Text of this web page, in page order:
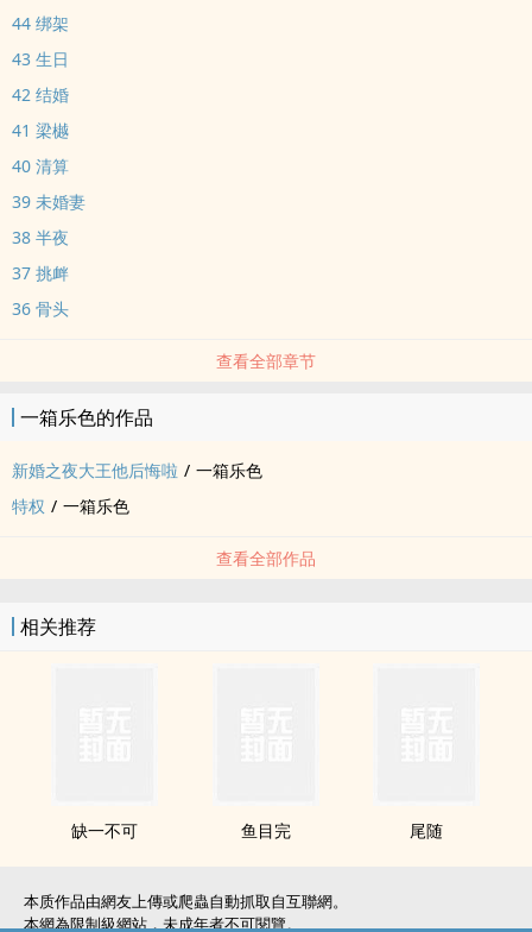
*宋敛vs岑夏
强制爱。强制爱。强制爱。
44 绑架
43 生日
42 结婚
41 梁樾
40 清算
39 未婚妻
38 半夜
37 挑衅
36 骨头
查看全部章节
一箱乐色的作品
新婚之夜大王他后悔啦 / 一箱乐色
特权 / 一箱乐色
查看全部作品
相关推荐
缺一不可 鱼目完 尾随
本质作品由網友上傳或爬蟲自動抓取自互聯網。
本網為限制級網站，未成年者不可閱覽。